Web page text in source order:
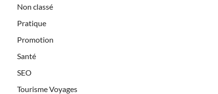
Non classé
Pratique
Promotion
Santé
SEO
Tourisme Voyages